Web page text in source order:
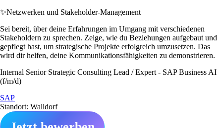
✨Netzwerken und Stakeholder-Management
Sei bereit, über deine Erfahrungen im Umgang mit verschiedenen
Stakeholdern zu sprechen. Zeige, wie du Beziehungen aufgebaut und
gepflegt hast, um strategische Projekte erfolgreich umzusetzen. Das
wird dir helfen, deine Kommunikationsfähigkeiten zu demonstrieren.
Internal Senior Strategic Consulting Lead / Expert - SAP Business AI
(f/m/d)
SAP
Standort: Walldorf